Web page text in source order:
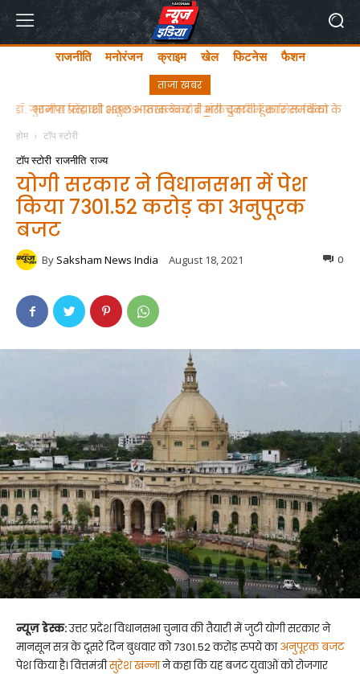
राजनीति मनोरंजन क्राइम खेल फिटनेस फैशन
ताजा खबर
भाजपा प्रत्याशी अतुल भातखलकर ने भरी चुनावी हुंकार समर्थको के
होम टॉप स्टोरी
टॉप स्टोरी राजनीति राज्य
योगी सरकार ने विधानसभा में पेश
किया 7301.52 करोड़ का अनुपूरक
बजट
By Saksham News India August 18, 2021 0
न्यूज़ डेस्क:उत्तर प्रदेश विधानसभा चुनाव की तैयारी में जुटी योगी सरकार ने
मानसून सत्र के दूसरे दिन बुधवार को 7301.52 करोड़ रुपये काअनुपूरक बजट
पेश किया है। वित्तमंत्रीसुरेश खन्नाने कहा कि यह बजट युवाओं को रोजगार